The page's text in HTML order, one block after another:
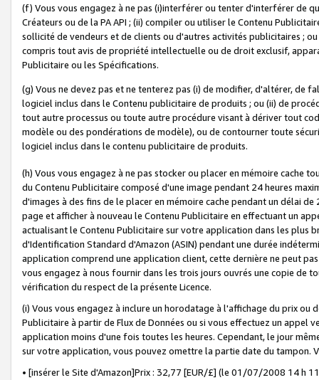
(f) Vous vous engagez à ne pas (i)interférer ou tenter d'interférer de
Créateurs ou de la PA API ; (ii) compiler ou utiliser le Contenu
sollicité de vendeurs et de clients ou d'autres activités publicitaires ;
compris tout avis de propriété intellectuelle ou de droit exclusif,
Publicitaire ou les Spécifications.
(g) Vous ne devez pas et ne tenterez pas (i) de modifier, d'altérer, de
logiciel inclus dans le Contenu publicitaire de produits ; ou (ii) de
tout autre processus ou toute autre procédure visant à dériver tout
modèle ou des pondérations de modèle), ou de contourner toute
logiciel inclus dans le contenu publicitaire de produits.
(h) Vous vous engagez à ne pas stocker ou placer en mémoire cache
du Contenu Publicitaire composé d'une image pendant 24 heures
d'images à des fins de le placer en mémoire cache pendant un délai
page et afficher à nouveau le Contenu Publicitaire en effectuant un
actualisant le Contenu Publicitaire sur votre application dans les plus
d'Identification Standard d'Amazon (ASIN) pendant une durée
application comprend une application client, cette dernière ne peut
vous engagez à nous fournir dans les trois jours ouvrés une copie de
vérification du respect de la présente Licence.
(i) Vous vous engagez à inclure un horodatage à l'affichage du prix
Publicitaire à partir de Flux de Données ou si vous effectuez un appel
application moins d'une fois toutes les heures. Cependant, le jour
sur votre application, vous pouvez omettre la partie date du tampon.
• [insérer le Site d'Amazon]Prix : 32,77 [EUR/£] (le 01/07/2008 14 h